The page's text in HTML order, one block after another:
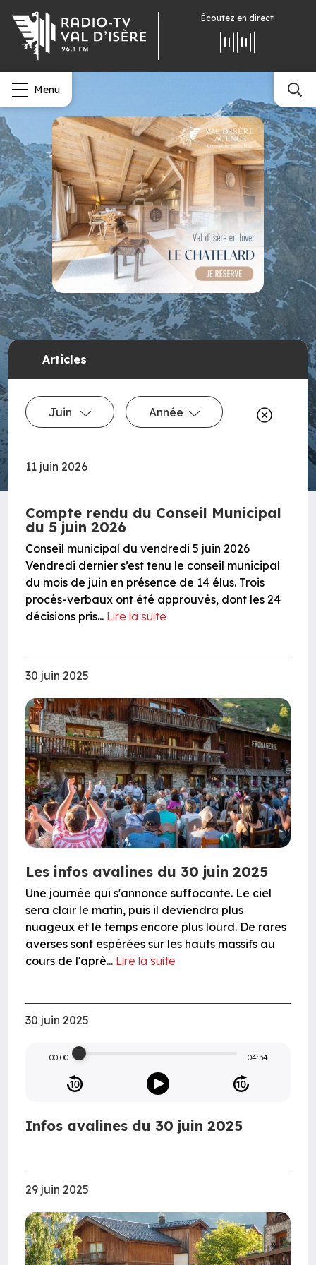
Écoutez en direct
Menu
Articles
Juin Année
11 juin 2026
Compte rendu du Conseil Municipal
du 5 juin 2026
Conseil municipal du vendredi 5 juin 2026
Vendredi dernier s’est tenu le conseil municipal
du mois de juin en présence de 14 élus. Trois
procès-verbaux ont été approuvés, dont les 24
décisions pris... Lire la suite
30 juin 2025
Les infos avalines du 30 juin 2025
Une journée qui s'annonce suffocante. Le ciel
sera clair le matin, puis il deviendra plus
nuageux et le temps encore plus lourd. De rares
averses sont espérées sur les hauts massifs au
cours de l'aprè... Lire la suite
30 juin 2025
00:00 04:34
Infos avalines du 30 juin 2025
29 juin 2025